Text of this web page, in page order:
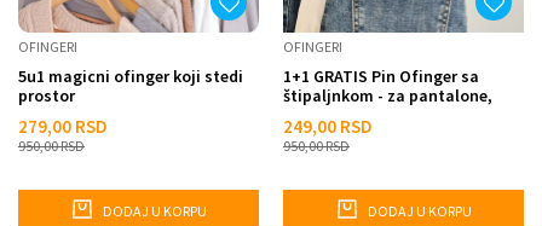
OFINGERI
5u1 magicni ofinger koji stedi
prostor
279,00 RSD
950,00RSD
DODAJ U KORPU
OFINGERI
1+1 GRATIS Pin Ofinger sa
štipaljnkom - za pantalone,
249,00 RSD
950,00RSD
DODAJ U KORPU